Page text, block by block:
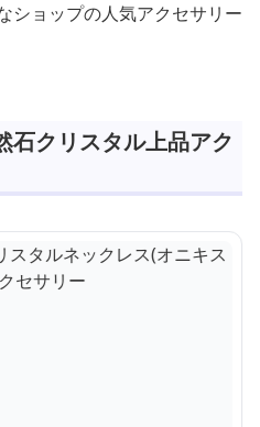
ショップの人気アクセサリー
石クリスタル上品アク